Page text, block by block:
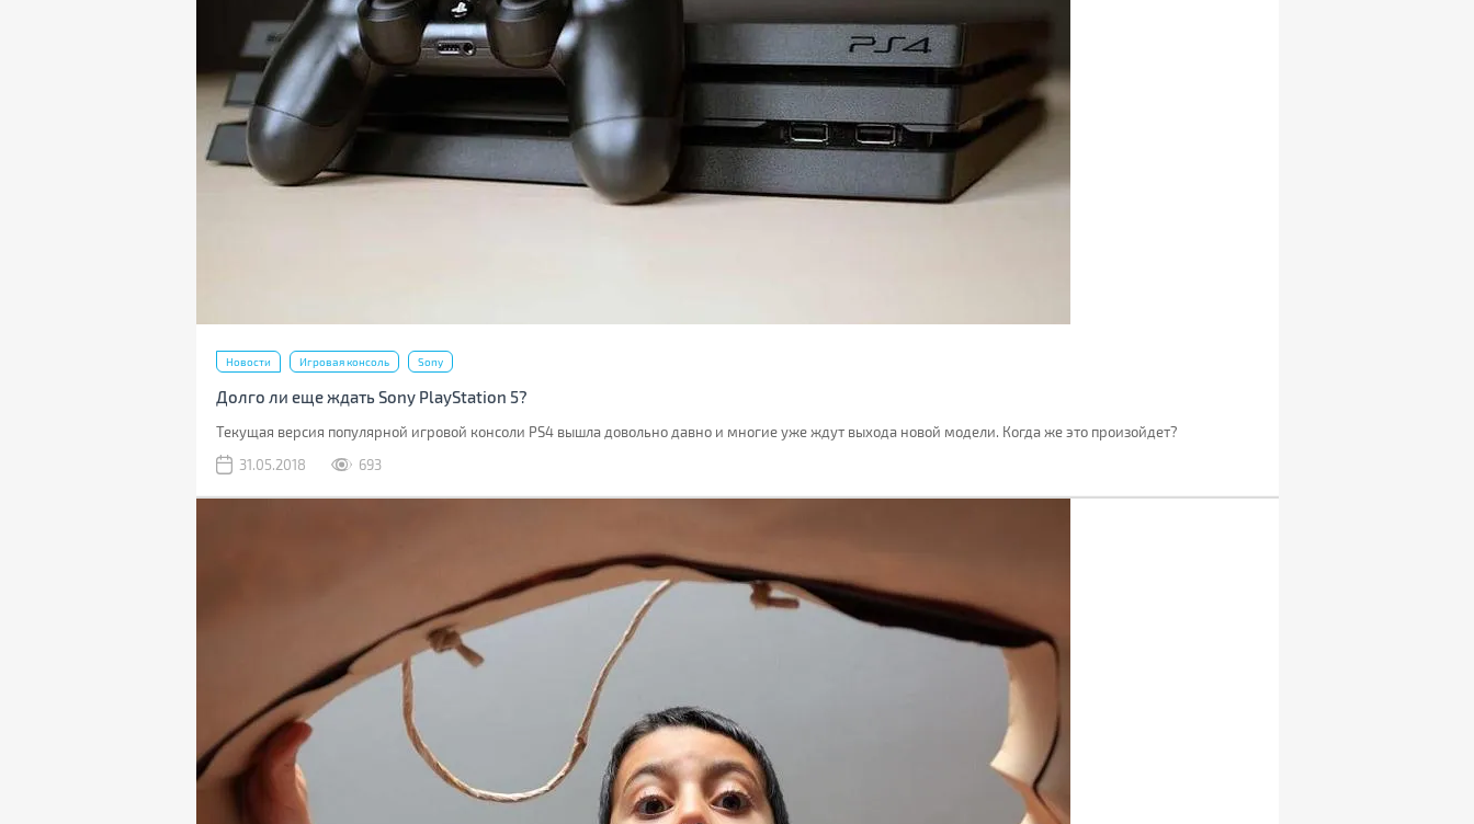
Новости Игровая консоль Sony
Долго ли еще ждать Sony PlayStation 5?
Текущая версия популярной игровой консоли PS4 вышла довольно давно и многие уже ждут выхода новой модели. Когда же это произойдет?
31.05.2018
693